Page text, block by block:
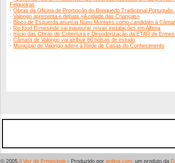
Felgueiras
· Obras da Oficina de Promoção do Brinquedo Tradicional Português
· Valongo apresenta e debate «A cidade das Crianças»
· Bloco de Esquerda anuncia Nuno Monteiro como candidato à
· Re-food Ermesinde vai inaugurar novas instalações em Alfena
· Início das Obras de Cobertura e Desodorização da ETAR de
· Câmara de Valongo vai atribuir 86 bolsas de estudo
· Município de Valongo adere à Rede de Casas do Conhecimento
© 2005A Voz de Ermesinde - Produzido por ardina.com , um produto da